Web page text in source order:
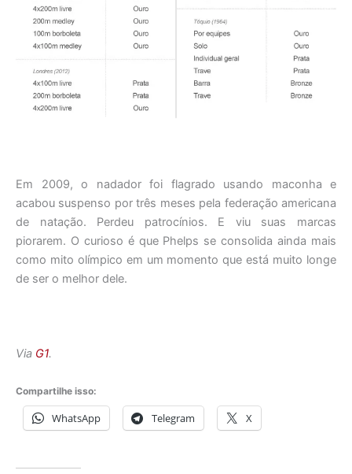
Em 2009, o nadador foi flagrado usando maconha e
acabou suspenso por três meses pela federação americana
de natação. Perdeu patrocínios. E viu suas marcas
piorarem. O curioso é que Phelps se consolida ainda mais
como mito olímpico em um momento que está muito longe
de ser o melhor dele.
Via G1.
Compartilhe isso:
WhatsApp Telegram X